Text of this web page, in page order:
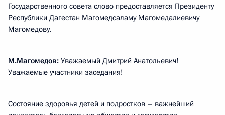
Государственного совета слово предоставляется Президенту
Республики Дагестан Магомедсаламу Магомедалиевичу
Магомедову.
М.Магомедов: Уважаемый Дмитрий Анатольевич!
Уважаемые участники заседания!
Состояние здоровья детей и подростков – важнейший